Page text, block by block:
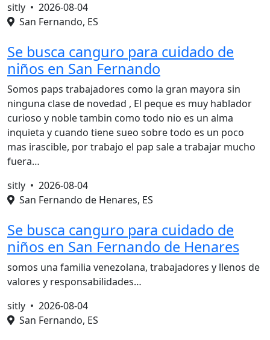
sitly • 2026-08-04
San Fernando, ES
Se busca canguro para cuidado de
niños en San Fernando
Somos paps trabajadores como la gran mayora sin
ninguna clase de novedad , El peque es muy hablador
curioso y noble tambin como todo nio es un alma
inquieta y cuando tiene sueo sobre todo es un poco
mas irascible, por trabajo el pap sale a trabajar mucho
fuera…
sitly • 2026-08-04
San Fernando de Henares, ES
Se busca canguro para cuidado de
niños en San Fernando de Henares
somos una familia venezolana, trabajadores y llenos de
valores y responsabilidades…
sitly • 2026-08-04
San Fernando, ES